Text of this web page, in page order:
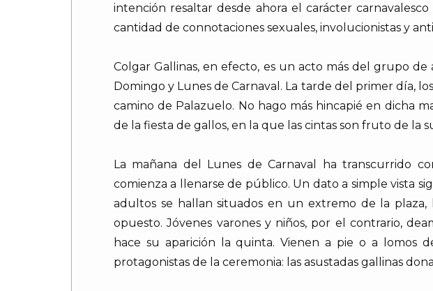
intención resaltar desde ahora el carácter
cantidad de connotaciones sexuales, involucionistas y
Colgar Gallinas, en efecto, es un acto más del grupo
Domingo y Lunes de Carnaval. La tarde del primer día,
camino de Palazuelo. No hago más hincapié en dicha
de la fiesta de gallos, en la que las cintas son fruto de la
La mañana del Lunes de Carnaval ha transcurrido
comienza a llenarse de público. Un dato a simple vista
adultos se hallan situados en un extremo de la
opuesto. Jóvenes varones y niños, por el contrario,
hace su aparición la quinta. Vienen a pie o a lomos
protagonistas de la ceremonia: las asustadas gallinas